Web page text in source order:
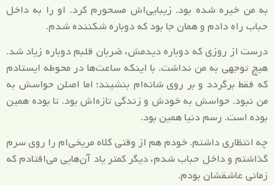
به من خیره شده بود. زیبایی‌اش مسحورم کرد. او را به داخل
حباب راه دادم و همان جا بود که دوباره شکننده شدم.
درست از روزی که دوباره دیدمش، ضربان قلبم دوباره زیاد شد.
هیچ توجهی به من نداشت. با اینکه ساعت‌ها در محوطه ایستادم
که فقط برگردد و بر روی شانه‌ام بنشیند؛ اما اصلن حواسش به
من نبود. حواسش به خودش و زندگی تازه‌اش بود. تا بوده همین
بوده است. رسم دنیا همین بود.
چه انتظاری داشتم. خودم هم از وقتی کلاه مریخی‌ام را روی سرم
گذاشتم و داخل حباب شدم، دیگر کمتر یاد آن‌هایی می‌افتادم که
زمانی عاشقشان بودم.